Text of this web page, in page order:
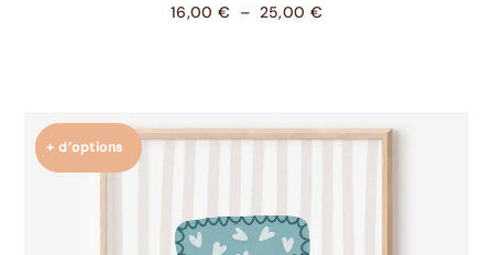
16,00 € – 25,00 €
+ d’options